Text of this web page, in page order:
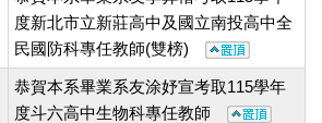
度新北市立新莊高中及國立南投高中全
民國防科專任教師(雙榜)
恭賀本系畢業系友涂妤宣考取115學年
度斗六高中生物科專任教師